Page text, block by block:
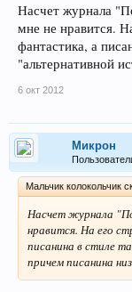
Насчет журнала
мне не нравится.
фантастика, а
"альтернативной
6 окт 2012
Микрон
Мальчик колокольчик
Насчет журнала
нравится. На его
писанина в стиле
причем писанина